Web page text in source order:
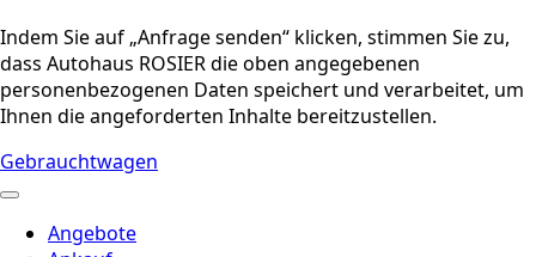
Indem Sie auf „Anfrage senden“ klicken, stimmen Sie zu,
dass Autohaus ROSIER die oben angegebenen
personenbezogenen Daten speichert und verarbeitet, um
Ihnen die angeforderten Inhalte bereitzustellen.
Gebrauchtwagen
Angebote